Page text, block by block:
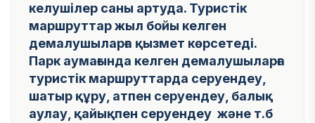
келушілер саны артуда. Туристік
маршруттар жыл бойы келген
демалушыларға қызмет көрсетеді.
Парк аумағында келген демалушыларға
туристік маршруттарда серуендеу,
шатыр құру, атпен серуендеу, балық
аулау, қайықпен серуендеу және т.б